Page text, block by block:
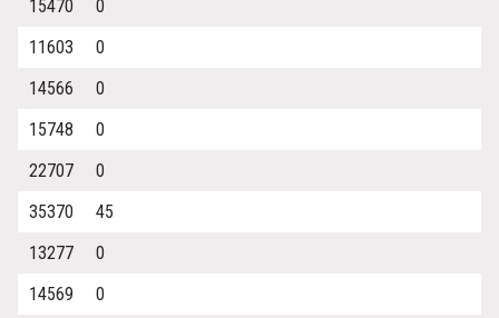
15470
0
11603
0
14566
0
15748
0
22707
0
35370
45
13277
0
14569
0